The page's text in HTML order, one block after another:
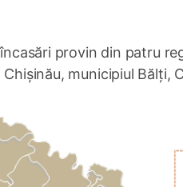
provin din patru
municipiul Bălți,